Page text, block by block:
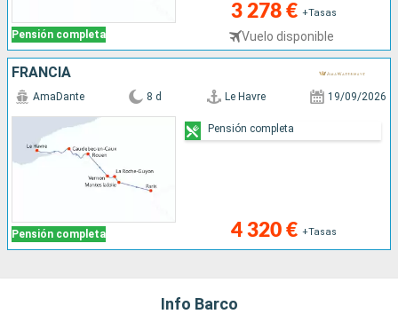
Pensión completa
3 278 € +Tasas
Vuelo disponible
FRANCIA
Pensión completa
AmaDante 8 d Le Havre 19/09/2026
4 320 € +Tasas
Pensión completa
Info Barco